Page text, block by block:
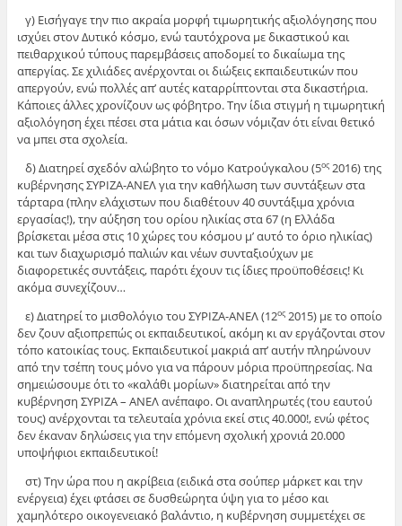
γ) Εισήγαγε την πιο ακραία μορφή τιμωρητικής αξιολόγησης που
ισχύει στον Δυτικό κόσμο, ενώ ταυτόχρονα με δικαστικού και
πειθαρχικού τύπους παρεμβάσεις αποδομεί το δικαίωμα της
απεργίας. Σε χιλιάδες ανέρχονται οι διώξεις εκπαιδευτικών που
απεργούν, ενώ πολλές απ’ αυτές καταρρίπτονται στα δικαστήρια.
Κάποιες άλλες χρονίζουν ως φόβητρο. Την ίδια στιγμή η τιμωρητική
αξιολόγηση έχει πέσει στα μάτια και όσων νόμιζαν ότι είναι θετικό
να μπει στα σχολεία.
δ) Διατηρεί σχεδόν αλώβητο το νόμο Κατρούγκαλου (5ος2016) της
κυβέρνησης ΣΥΡΙΖΑ-ΑΝΕΛ για την καθήλωση των συντάξεων στα
τάρταρα (πλην ελάχιστων που διαθέτουν 40 συντάξιμα χρόνια
εργασίας!), την αύξηση του ορίου ηλικίας στα 67 (η Ελλάδα
βρίσκεται μέσα στις 10 χώρες του κόσμου μ’ αυτό το όριο ηλικίας)
και των διαχωρισμό παλιών και νέων συνταξιούχων με
διαφορετικές συντάξεις, παρότι έχουν τις ίδιες προϋποθέσεις! Κι
ακόμα συνεχίζουν…
ε) Διατηρεί το μισθολόγιο του ΣΥΡΙΖΑ-ΑΝΕΛ (12ος2015) με το οποίο
δεν ζουν αξιοπρεπώς οι εκπαιδευτικοί, ακόμη κι αν εργάζονται στον
τόπο κατοικίας τους. Εκπαιδευτικοί μακριά απ’ αυτήν πληρώνουν
από την τσέπη τους μόνο για να πάρουν μόρια προϋπηρεσίας. Να
σημειώσουμε ότι το «καλάθι μορίων» διατηρείται από την
κυβέρνηση ΣΥΡΙΖΑ – ΑΝΕΛ ανέπαφο. Οι αναπληρωτές (του εαυτού
τους) ανέρχονται τα τελευταία χρόνια εκεί στις 40.000!, ενώ φέτος
δεν έκαναν δηλώσεις για την επόμενη σχολική χρονιά 20.000
υποψήφιοι εκπαιδευτικοί!
στ) Την ώρα που η ακρίβεια (ειδικά στα σούπερ μάρκετ και την
ενέργεια) έχει φτάσει σε δυσθεώρητα ύψη για το μέσο και
χαμηλότερο οικογενειακό βαλάντιο, η κυβέρνηση συμμετέχει σε